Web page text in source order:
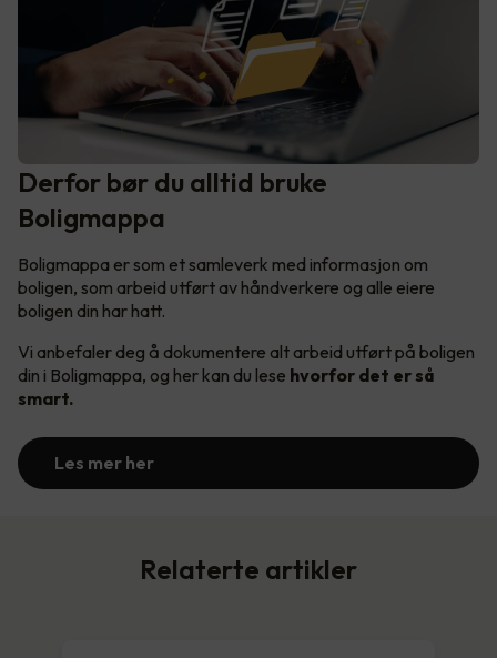
Derfor bør du alltid bruke
Boligmappa
Boligmappa er som et samleverk med informasjon om
boligen, som arbeid utført av håndverkere og alle eiere
boligen din har hatt.
Vi anbefaler deg å dokumentere alt arbeid utført på boligen
din i Boligmappa, og her kan du lese hvorfor det er så
smart.
Les mer her
Relaterte artikler